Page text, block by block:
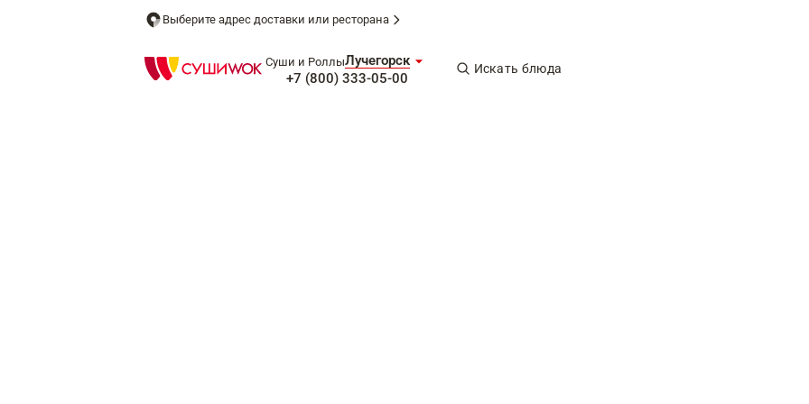
Выберите адрес доставки или ресторана
Суши и РоллыЛучегорск
+7 (800) 333-05-00
Искать блюда